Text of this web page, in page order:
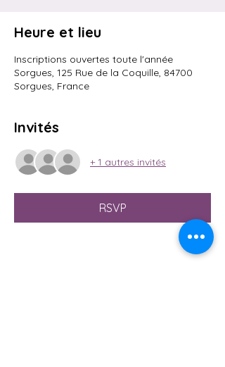
Heure et lieu
Inscriptions ouvertes toute l'année
Sorgues, 125 Rue de la Coquille, 84700
Sorgues, France
Invités
+ 1 autres invités
RSVP